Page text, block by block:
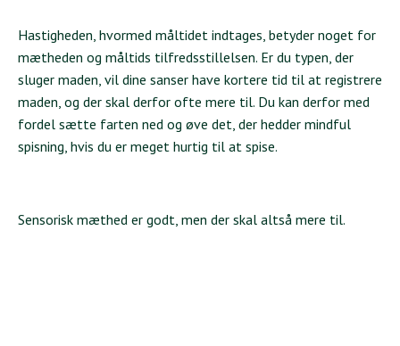
Hastigheden, hvormed måltidet indtages, betyder noget for
mætheden og måltids tilfredsstillelsen. Er du typen, der
sluger maden, vil dine sanser have kortere tid til at registrere
maden, og der skal derfor ofte mere til. Du kan derfor med
fordel sætte farten ned og øve det, der hedder mindful
spisning, hvis du er meget hurtig til at spise.
Sensorisk mæthed er godt, men der skal altså mere til.